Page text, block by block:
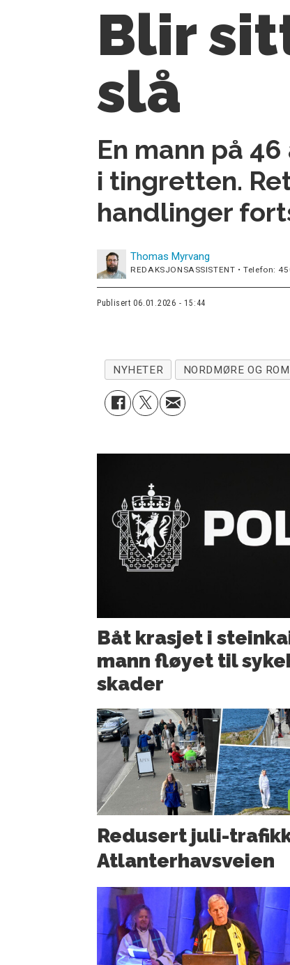
Blir
slå
En mann på
i tingretten.
handlinger
Thomas Myrvang
REDAKSJONSASSISTENT • Telefon:
Publisert 06.01.2026 - 15:44
NYHETER NORDMØRE OG
Båt krasjet i
mann fløyet til
skader
Redusert juli-
Atlanter­havsveien